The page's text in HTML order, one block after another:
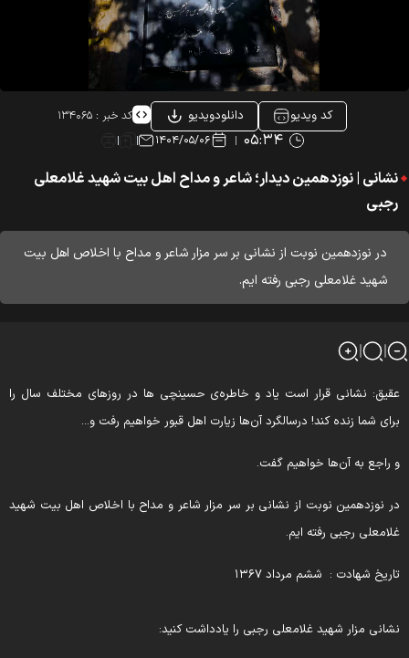
کد ویدیو دانلودویدیو کد خبر : ۱۳۴۰۶۵
۰۵:۳۴ ۱۴۰۴/۰۵/۰۶
نشانی | نوزدهمین دیدار؛ شاعر و مداح اهل بیت شهید غلامعلی
رجبی
در نوزدهمین نوبت از نشانی بر سر مزار شاعر و مداح با اخلاص اهل بیت
شهید غلامعلی رجبی رفته ایم.
عقیق: نشانی قرار است یاد و خاطره‌ی حسینچی ها در روزهای مختلف سال را
برای شما زنده کند! درسالگرد آن‌ها زیارت اهل قبور خواهیم رفت و...
و راجع به آن‌ها خواهیم گفت.
در نوزدهمین نوبت از نشانی بر سر مزار شاعر و مداح با اخلاص اهل بیت شهید
غلامعلی رجبی رفته ایم.
تاریخ شهادت : ششم مرداد ۱۳۶۷
نشانی مزار شهید غلامعلی رجبی را یادداشت کنید: